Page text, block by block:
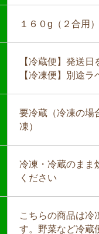
１６０g（２合用）
【冷蔵便】発送日
【冷凍便】別途ラ
要冷蔵（冷凍の場
凍）
冷凍・冷蔵のまま
ください
こちらの商品は冷
す。野菜など冷蔵